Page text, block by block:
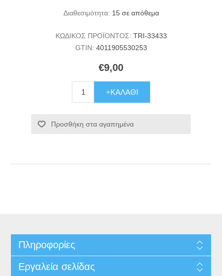
Διαθεσιμότητα: 15 σε απόθεμα
ΚΩΔΙΚΟΣ ΠΡΟΪΟΝΤΟΣ: TRI-33433
GTIN: 4011905530253
€9,00
+ΚΑΛΆΘΙ
Προσθήκη στα αγαπημένα
Πληροφορίες
Εργαλεία σελίδας